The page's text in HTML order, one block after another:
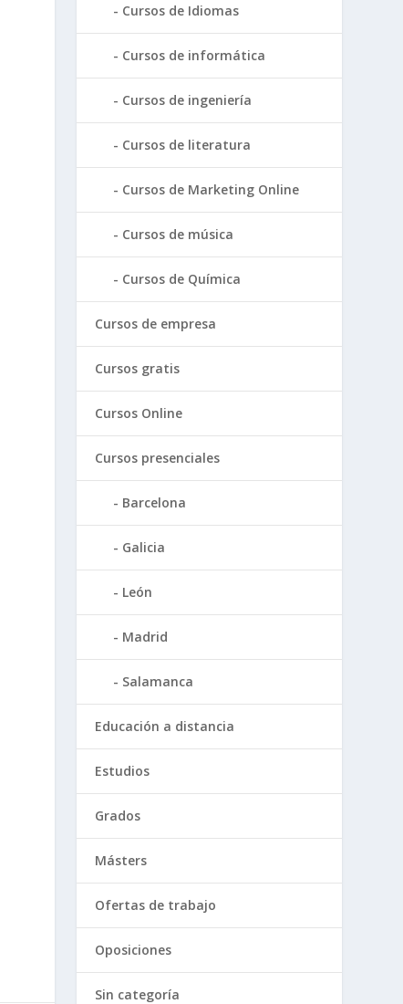
Cursos de Idiomas
Cursos de informática
Cursos de ingeniería
Cursos de literatura
Cursos de Marketing Online
Cursos de música
Cursos de Química
Cursos de empresa
Cursos gratis
Cursos Online
Cursos presenciales
Barcelona
Galicia
León
Madrid
Salamanca
Educación a distancia
Estudios
Grados
Másters
Ofertas de trabajo
Oposiciones
Sin categoría